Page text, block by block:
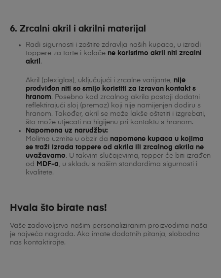
6. Zrcalni akril i akrilni materijal
Radi sigurnosti i zaštite zdravlja naših kupaca, u izradi
toppere za torte i kolače ne koristimo akril niti zrcalni
akril .
Akril (plexiglas), uključujući i zrcalne varijante, nije
predviđen niti se smije koristiti za izravan kontakt s
hranom. Posebno kod zrcalnog akrila postoji dodatni
reflektirajući sloj (premaz) koji nije namijenjen dodiru s
hranom. Također, akril se može lakše oštetiti i izgrebati,
što može utjecati na higijenu pri kontaktu s hranom.
Napomena uz narudžbu:
Molimo uzmite u obzir da napomene kupaca u kojima
se traži izrada toppere od akrila ili zrcalnog akrila ne
uvažavamo. U takvim slučajevima, topper će biti izrađen
od
MDF-a, u skladu s našim standardima sigurnosti i
kvalitete.
Hvala što birate nas!
Vaše zadovoljstvo našim personaliziranim proizvodima naša
je najveća nagrada. Ako imate dodatnih pitanja, slobodno
nas kontaktirajte.